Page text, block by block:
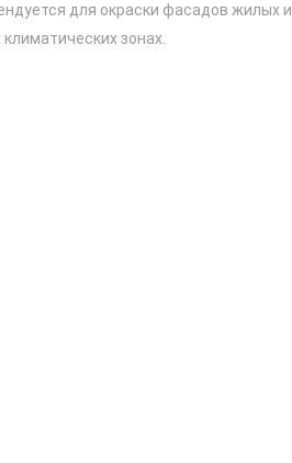
для окраски фасадов жилых и
зонах.